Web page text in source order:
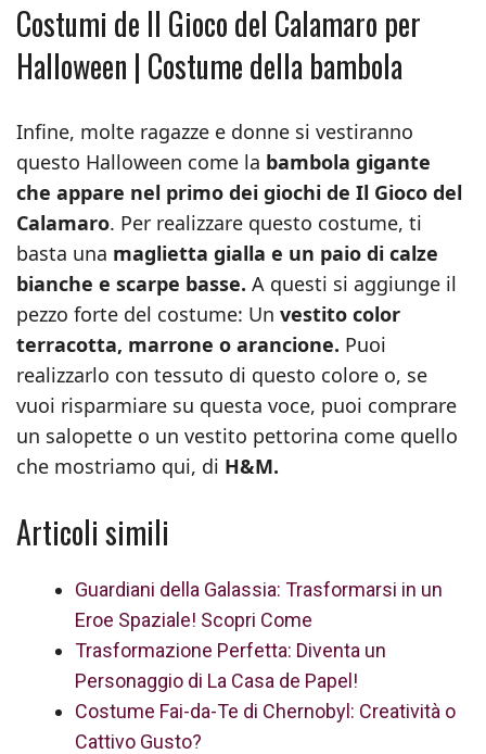
Costumi de Il Gioco del Calamaro per
Halloween | Costume della bambola
Infine, molte ragazze e donne si vestiranno
questo Halloween come la bambola gigante
che appare nel primo dei giochi de Il Gioco del
Calamaro. Per realizzare questo costume, ti
basta una maglietta gialla e un paio di calze
bianche e scarpe basse. A questi si aggiunge il
pezzo forte del costume: Un vestito color
terracotta, marrone o arancione. Puoi
realizzarlo con tessuto di questo colore o, se
vuoi risparmiare su questa voce, puoi comprare
un salopette o un vestito pettorina come quello
che mostriamo qui, di H&M.
Articoli simili
Guardiani della Galassia: Trasformarsi in un
Eroe Spaziale! Scopri Come
Trasformazione Perfetta: Diventa un
Personaggio di La Casa de Papel!
Costume Fai-da-Te di Chernobyl: Creatività o
Cattivo Gusto?